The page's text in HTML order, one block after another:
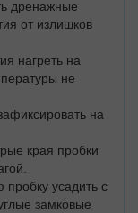
дренажные
от излишков
нагреть на
не
на
края пробки
усадить с
замковые